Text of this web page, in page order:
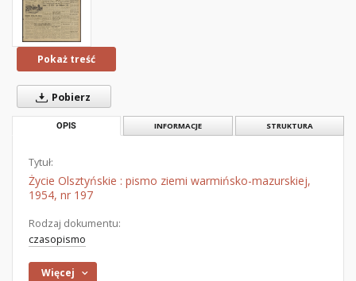
Pokaż treść
Pobierz
OPIS INFORMACJE STRUKTURA
Tytuł:
Życie Olsztyńskie : pismo ziemi warmińsko-mazurskiej,
1954, nr 197
Rodzaj dokumentu:
czasopismo
Więcej